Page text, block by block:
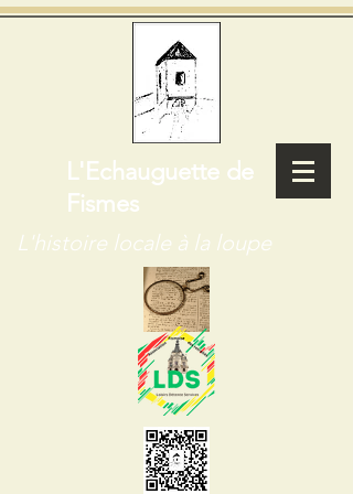
L'Echauguette de
Fismes
L'histoire locale à la loupe